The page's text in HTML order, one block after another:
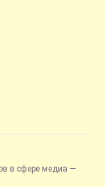
в сфере медиа —